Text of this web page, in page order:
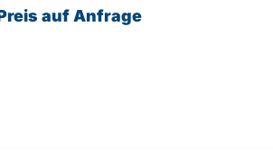
auf Anfrage